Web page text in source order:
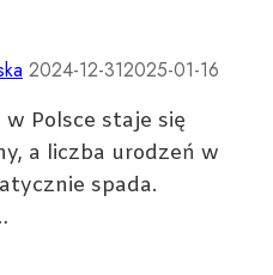
2024-12-312025-01-16
Polsce staje się
a liczba urodzeń w
spada.